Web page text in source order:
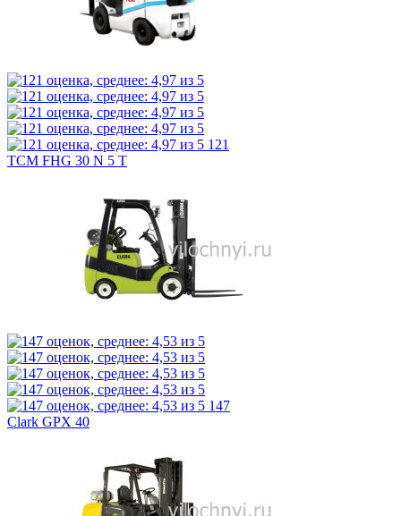
121
TCM FHG 30 N 5 T
147
Clark GPX 40